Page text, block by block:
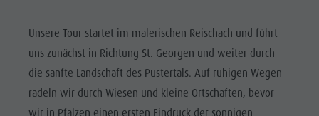
Wellness
Familie &
Kinder
Info A-Z
Alle Events
Wellness
Familie & Kinder
Klettern
Paragleiten
Ballonfahren
Webcams
Wetter
Kontakt
Must-sees
Trainingslager
Unsere Tour startet im malerischen Reischach und führt
uns zunächst in Richtung St. Georgen und weiter durch
die sanfte Landschaft des Pustertals. Auf ruhigen Wegen
radeln wir durch Wiesen und kleine Ortschaften, bevor